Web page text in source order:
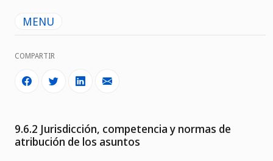
MENU
COMPARTIR
9.6.2 Jurisdicción, competencia y normas de
atribución de los asuntos